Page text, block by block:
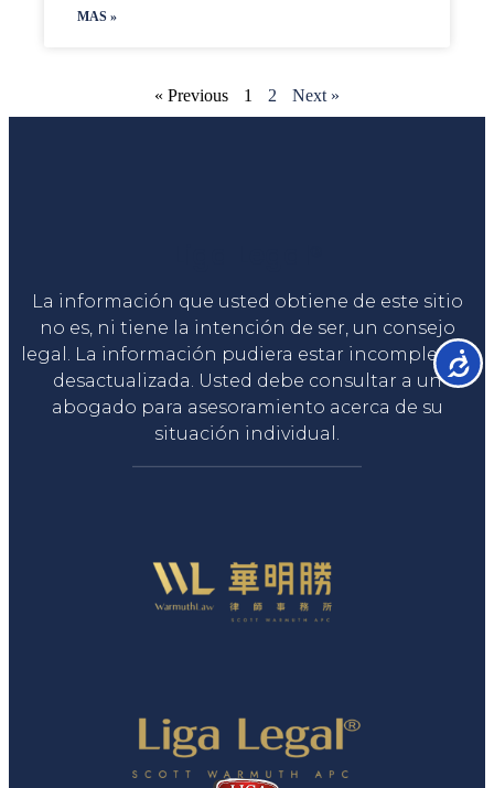
MAS »
« Previous 1 2 Next »
La información que usted obtiene de este sitio
no es, ni tiene la intención de ser, un consejo
legal. La información pudiera estar incompleta o
desactualizada. Usted debe consultar a un
abogado para asesoramiento acerca de su
situación individual.